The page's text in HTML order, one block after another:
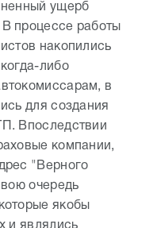
ущерб
процессе работы
накопились
либо
в
для создания
Впоследствии
компании,
"Верного
очередь
якобы
и являлись